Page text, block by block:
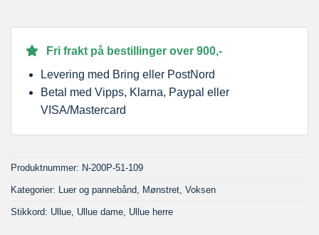
Fri frakt på bestillinger over 900,-
Levering med Bring eller PostNord
Betal med Vipps, Klarna, Paypal eller
VISA/Mastercard
Produktnummer: N-200P-51-109
Kategorier: Luer og pannebånd Mønstret Voksen
Stikkord: Ullue Ullue dame Ullue herre